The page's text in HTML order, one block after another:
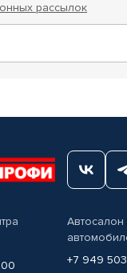
рассылок
+7 949